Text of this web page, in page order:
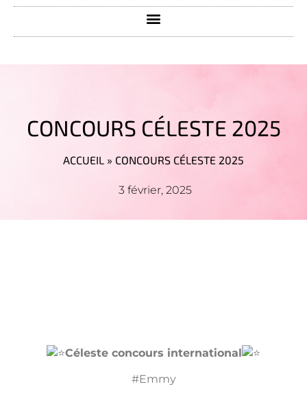
CONCOURS CÉLESTE 2025
ACCUEIL » CONCOURS CÉLESTE 2025
3 février, 2025
Céleste concours international
#Emmy